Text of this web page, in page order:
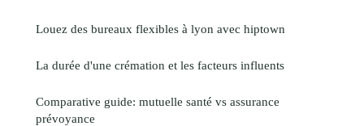
Louez des bureaux flexibles à lyon avec hiptown
La durée d'une crémation et les facteurs influents
Comparative guide: mutuelle santé vs assurance
prévoyance